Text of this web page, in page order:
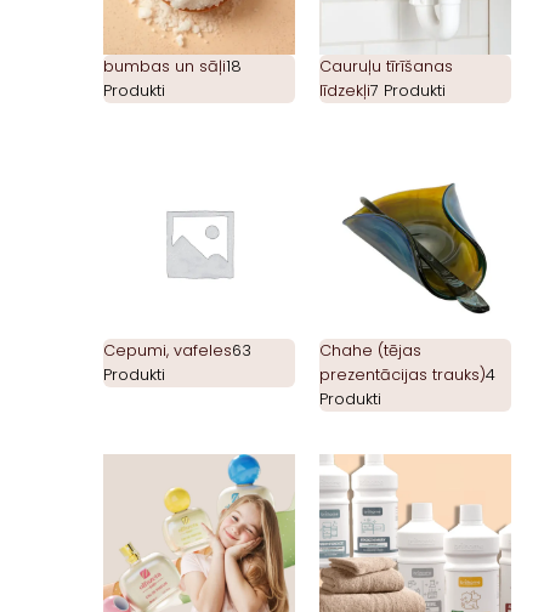
bumbas un sāļi18
Produkti
Cauruļu tīrīšanas
līdzekļi7 Produkti
Cepumi, vafeles63
Produkti
Chahe (tējas
prezentācijas trauks)4
Produkti